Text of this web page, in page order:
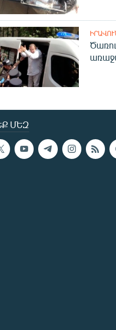
ՄԵԶ